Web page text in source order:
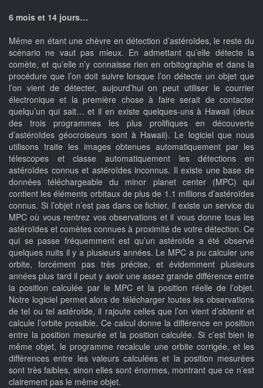
6 mois et 14 jours…
Même en étant une chèvre en détection d’astéroïdes, le reste du
scénario ne vaut pas mieux. En admettant qu’elle détecte la
comète, et qu’elle n’y connaisse rien en orbitographie et dans la
procédure que l’on doit suivre lorsque l’on détecte un objet que
l’on vient de détecter, aujourd’hui on peut utiliser le courrier
électronique et la première chose à faire serait de contacter
quelqu’un qui sait… et il en existe quelques-uns à Hawaii (deux
des trois programmes les plus prolifiques en découverte
d’astéroïdes géocroiseurs sont à Hawaii). Le logiciel que nous
utilisons traite les images obtenues automatiquement par les
télescopes et classe automatiquement les détections en
astéroïdes connus et astéroïdes inconnus. Il existe une base de
données téléchargeable du minor planet center (MPC) qui
contient les éléments orbitaux de plus de 1.1 millions d’astéroïdes
connus. Si l’objet n’est pas dans ce fichier, il existe un service du
MPC où vous rentrez vos observations et il vous donne tous les
astéroïdes et comètes connues à proximité de votre détection. Ce
qui se passe fréquemment est qu’un astéroïde a été observé
quelques nuits il y a plusieurs années. Le MPC a pu calculer une
orbite, forcément pas très précise, et évidemment plusieurs
années plus tard il peut y avoir une assez grande différence entre
la position calculée par le MPC et la position réelle de l’objet.
Notre logiciel permet alors de télécharger toutes les observations
de tel ou tel astéroïde, il rajoute celles que l’on vient d’obtenir et
calcule l’orbite possible. Ce calcul donne la différence en position
entre la position mesurée et la position calculée. Si c’est bien le
même objet, le programme recalcule une orbite corrigée, et les
différences entre les valeurs calculées et la position mesurées
sont très faibles, sinon elles sont énormes, montrant que ce n’est
clairement pas le même objet.